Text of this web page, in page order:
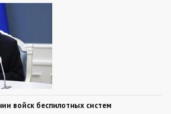
войск беспилотных систем